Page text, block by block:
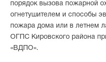
порядок вызова пожарной
огнетушителем и способы
пожара дома или в летнем
ОГПС Кировского района
«ВДПО».